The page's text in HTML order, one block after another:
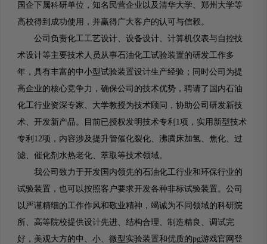
国企下属科研单位，知名民营企业以及清华大学、郑州大学等
高校得到成功使用，并赢得广大客户的认可与信赖。
公司负责化工工艺设计、设备设计、计算机仪表与自控技
术设计等主要技术人员从事石油化工试验装置的研发工作多
年，具有丰富的中小型试验装置设计生产经验；同时公司为提
高企业的核心竞争力，确保公司的技术优势，聘请了国内石油
化工行业资深专家、大学教授为技术顾问，协助公司研发新技
术、开发新产品。目前已授权发明技术专利1项，实用新型技术
专利12项，内容涉及提升管催化裂化、沸腾床加氢、焦化、过
滤、催化剂水热老化、萃取等技术领域。
我公司致力于开发国内领先的石油化工行业和环保行业的
试验装置，也可以按照客户要求开发各种非标试验装置。公司
以严谨精细的工作作风和敬业精神，竭诚为不同领域的科研院
所、高等院校提供设计先进、结构合理、制造精良、调试完
好，美观大方的中、小、微型实验装置和优质的pg游戏官网登